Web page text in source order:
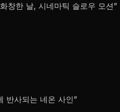
창한 날, 시네마틱 슬로우 모션”
반사되는 네온 사인”